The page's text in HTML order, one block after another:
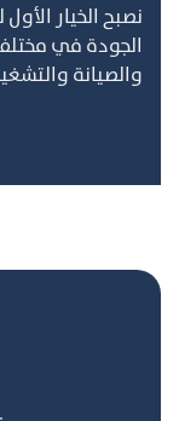
نصبح الخيار
الجودة في
والصيانة